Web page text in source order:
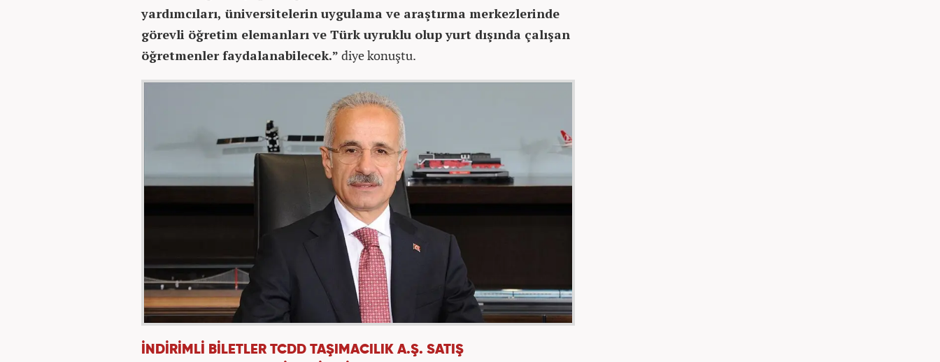
yardımcıları, üniversitelerin uygulama ve araştırma merkezlerinde
görevli öğretim elemanları ve Türk uyruklu olup yurt dışında çalışan
öğretmenler faydalanabilecek.” diye konuştu.
İNDİRİMLİ BİLETLER TCDD TAŞIMACILIK A.Ş. SATIŞ